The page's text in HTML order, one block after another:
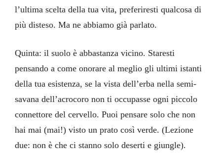
l’ultima scelta della tua vita, preferiresti qualcosa di
più disteso. Ma ne abbiamo già parlato.
Quinta: il suolo è abbastanza vicino. Staresti
pensando a come onorare al meglio gli ultimi istanti
della tua esistenza, se la vista dell’erba nella semi-
savana dell’acrocoro non ti occupasse ogni piccolo
connettore del cervello. Puoi pensare solo che non
hai mai (mai!) visto un prato così verde. (Lezione
due: non è che ci stanno solo deserti e giungle).